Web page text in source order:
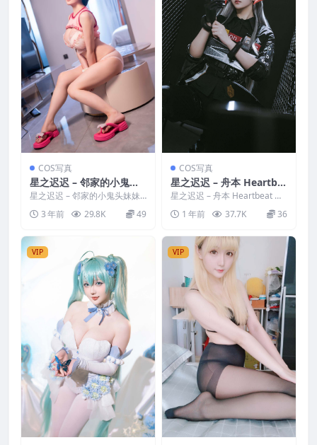
COS写真
星之迟迟 – 邻家的小鬼头
妹妹
星之迟迟 – 邻家的小鬼头妹妹
写真分类：唯美，参与模特：
星之迟迟 [套图大小]...
3 年前 29.8K 49
COS写真
星之迟迟 – 舟本 Heartbe
at
星之迟迟 – 舟本 Heartbeat 写
真分类：唯美，参与模特：星
之迟迟 [资...
1 年前 37.7K 36
VIP VIP